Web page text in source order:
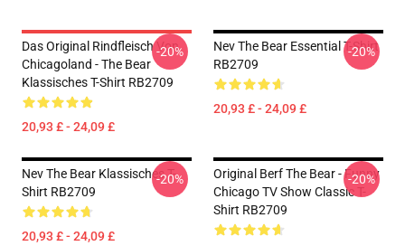
Das Original Rindfleisch Von
Chicagoland - The Bear
Klassisches T-Shirt RB2709
20,93 £ - 24,09 £
-20%
Nev The Bear Essential T-Shirt
RB2709
20,93 £ - 24,09 £
-20%
Nev The Bear Klassisches T-
Shirt RB2709
20,93 £ - 24,09 £
-20%
Original Berf The Bear - Funny
Chicago TV Show Classic T-
Shirt RB2709
-20%